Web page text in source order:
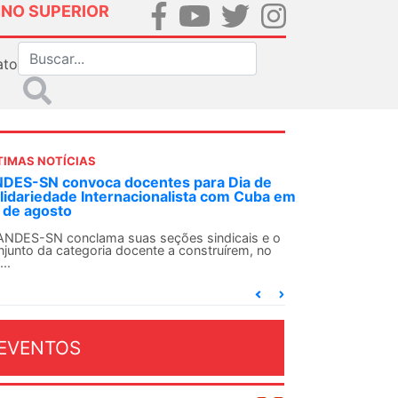
SUPERIOR
NOTÍCIAS
SN convoca docentes para Dia de
Internacionalista com Cuba em
de agosto
SN conclama suas seções sindicais e o
da categoria docente a construírem, no